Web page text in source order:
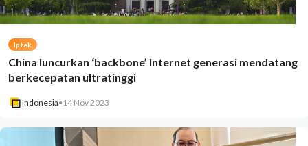
Iptek
China luncurkan ‘backbone’ Internet generasi mendatang
berkecepatan ultratinggi
Indonesia• 14 Nov 2023